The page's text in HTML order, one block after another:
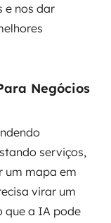
e nos dar
Negócios
serviços,
um mapa em
virar um
que a IA pode